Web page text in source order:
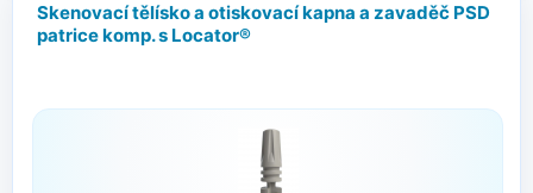
Skenovací tělísko a otiskovací kapna a zavaděč PSD
patrice komp. s Locator®